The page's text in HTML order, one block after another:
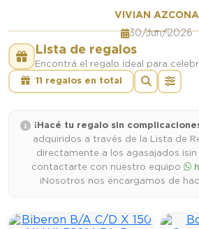
VIVIAN AZCONA
30/Jun/2026
Lista de regalos
Encontrá el regalo ideal para
11 regalos en total
¡Hacé tu regalo sin
adquiridos a través de la Lista de
directamente a los agasajados
contactarte con nuestro equipo
¡Nosotros nos encargamos de